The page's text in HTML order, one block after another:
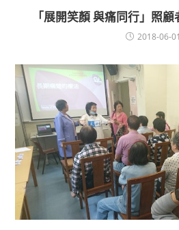
「展開笑顏 與痛同行」照
2018-06-01